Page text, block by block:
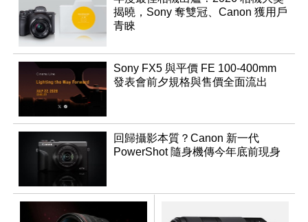
揭曉，Sony 奪雙冠、Canon 獲用戶
青睞
Sony FX5 與平價 FE 100-400mm
發表會前夕規格與售價全面流出
回歸攝影本質？Canon 新一代
PowerShot 隨身機傳今年底前現身